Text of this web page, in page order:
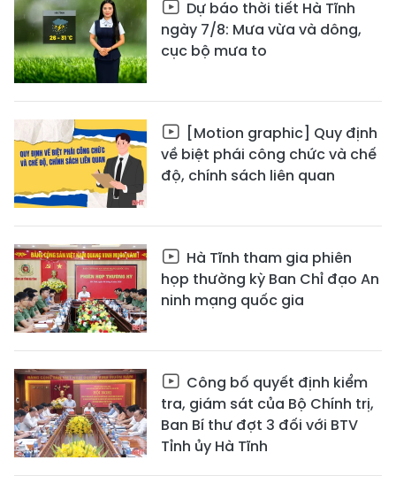
Dự báo thời tiết Hà Tĩnh
ngày 7/8: Mưa vừa và dông,
cục bộ mưa to
[Motion graphic] Quy định
về biệt phái công chức và chế
độ, chính sách liên quan
Hà Tĩnh tham gia phiên
họp thường kỳ Ban Chỉ đạo An
ninh mạng quốc gia
Công bố quyết định kiểm
tra, giám sát của Bộ Chính trị,
Ban Bí thư đợt 3 đối với BTV
Tỉnh ủy Hà Tĩnh